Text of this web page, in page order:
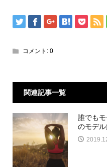
コメント: 0
関連記事一覧
誰でも
のモデル